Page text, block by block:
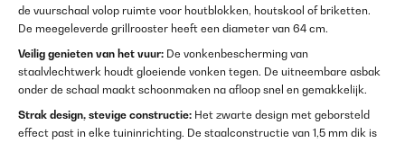
de vuurschaal volop ruimte voor houtblokken, houtskool of briketten.
De meegeleverde grillrooster heeft een diameter van 64 cm.
Veilig genieten van het vuur: De vonkenbescherming van
staalvlechtwerk houdt gloeiende vonken tegen. De uitneembare asbak
onder de schaal maakt schoonmaken na afloop snel en gemakkelijk.
Strak design, stevige constructie: Het zwarte design met geborsteld
effect past in elke tuininrichting. De staalconstructie van 1,5 mm dik is